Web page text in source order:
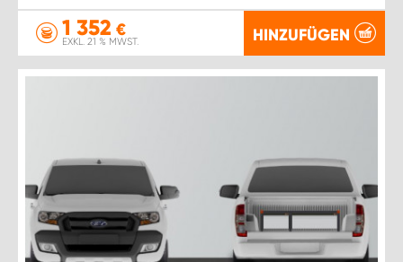
1 352 €
EXKL. 21 % MWST. HINZUFÜGEN